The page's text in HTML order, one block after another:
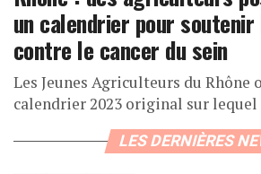
un calendrier pour
contre le cancer du sein
Les Jeunes Agriculteurs du Rhône
calendrier 2023 original sur
LES DERNIÈRES